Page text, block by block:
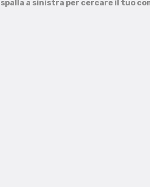
a sinistra per cercare il tuo